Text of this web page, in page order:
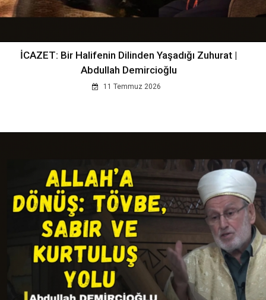
İCAZET: Bir Halifenin Dilinden Yaşadığı Zuhurat |
Abdullah Demircioğlu
11 Temmuz 2026